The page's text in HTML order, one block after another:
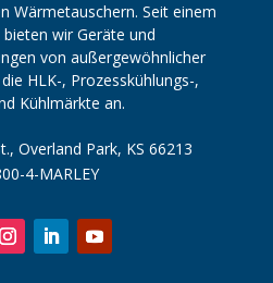
Wärmetauschern. Seit einem
bieten wir Geräte und
von außergewöhnlicher
HLK-, Prozesskühlungs-,
Kühlmärkte an.
Overland Park, KS 66213
4-MARLEY